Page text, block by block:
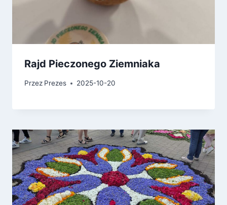
Rajd Pieczonego Ziemniaka
Przez Prezes 2025-10-20